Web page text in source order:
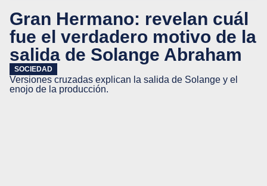
Gran Hermano: revelan cuál
fue el verdadero motivo de la
salida de Solange Abraham
SOCIEDAD
Versiones cruzadas explican la salida de Solange y el
enojo de la producción.